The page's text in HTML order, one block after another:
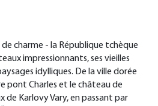
charme - la République tchèque
impressionnants, ses vieilles
idylliques. De la ville dorée
pont Charles et le château de
de Karlovy Vary, en passant par